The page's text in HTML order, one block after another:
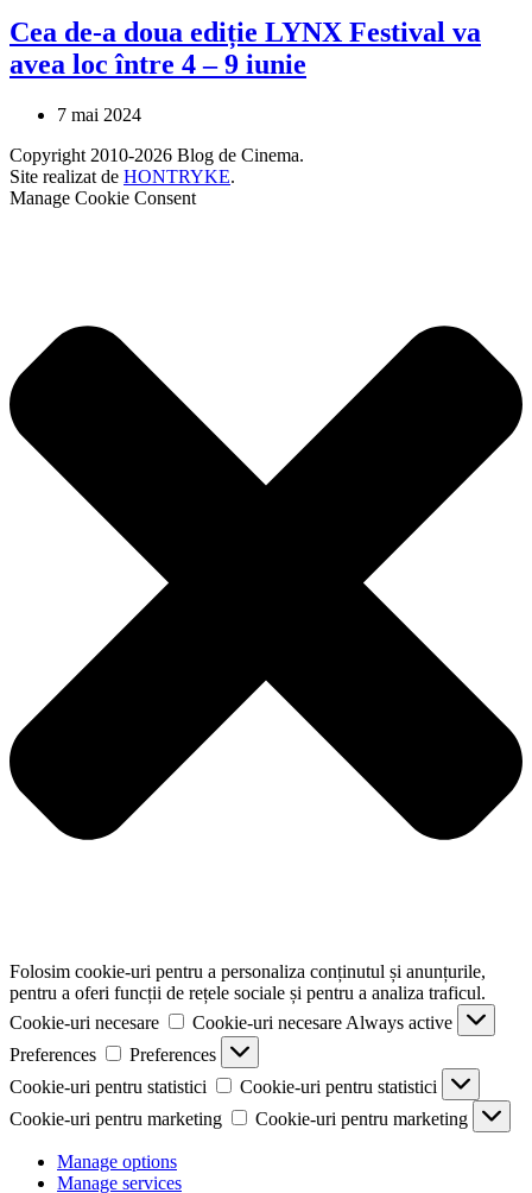
Cea de-a doua ediție LYNX Festival va
avea loc între 4 – 9 iunie
7 mai 2024
Copyright 2010-2026 Blog de Cinema.
Site realizat de HONTRYKE.
Manage Cookie Consent
Folosim cookie-uri pentru a personaliza conținutul și anunțurile,
pentru a oferi funcții de rețele sociale și pentru a analiza traficul.
Cookie-uri necesare
Cookie-uri necesare Always active
Preferences
Preferences
Cookie-uri pentru statistici
Cookie-uri pentru statistici
Cookie-uri pentru marketing
Cookie-uri pentru marketing
Manage options
Manage services